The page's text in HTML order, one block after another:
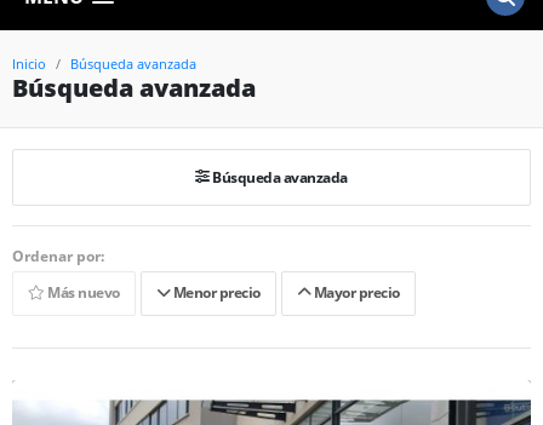
Inicio Búsqueda avanzada
Búsqueda avanzada
Búsqueda avanzada
Ordenar por:
Más nuevo
Menor precio Mayor precio